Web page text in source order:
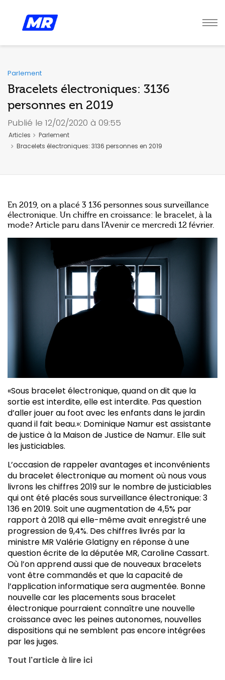
Parlement
Bracelets électroniques: 3136
personnes en 2019
Publié le 12/02/2020 à 09:55
Articles
Parlement
Bracelets électroniques: 3136 personnes en 2019
En 2019, on a placé 3 136 personnes sous surveillance
électronique. Un chiffre en croissance: le bracelet, à la
mode? Article paru dans l'Avenir ce mercredi 12 février.
«Sous bracelet électronique, quand on dit que la
sortie est interdite, elle est interdite. Pas question
d’aller jouer au foot avec les enfants dans le jardin
quand il fait beau.»: Dominique Namur est assistante
de justice à la Maison de Justice de Namur. Elle suit
les justiciables.
L’occasion de rappeler avantages et inconvénients
du bracelet électronique au moment où nous vous
livrons les chiffres 2019 sur le nombre de justiciables
qui ont été placés sous surveillance électronique: 3
136 en 2019. Soit une augmentation de 4,5% par
rapport à 2018 qui elle-même avait enregistré une
progression de 9,4%. Des chiffres livrés par la
ministre MR Valérie Glatigny en réponse à une
question écrite de la députée MR, Caroline Cassart.
Où l’on apprend aussi que de nouveaux bracelets
vont être commandés et que la capacité de
l’application informatique sera augmentée. Bonne
nouvelle car les placements sous bracelet
électronique pourraient connaître une nouvelle
croissance avec les peines autonomes, nouvelles
dispositions qui ne semblent pas encore intégrées
par les juges.
Tout l'article à lire ici